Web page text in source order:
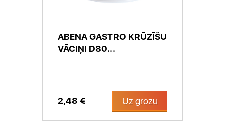
ABENA GASTRO KRŪZĪŠU
VĀCIŅI D80...
2,48 € Uz grozu